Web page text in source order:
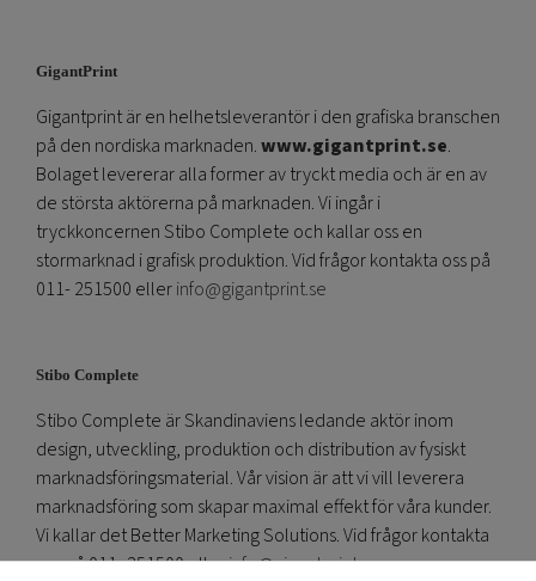
GigantPrint
Gigantprint är en helhetsleverantör i den grafiska branschen
på den nordiska marknaden.www.gigantprint.se.
Bolaget levererar alla former av tryckt media och är en av
de största aktörerna på marknaden. Vi ingår i
tryckkoncernen Stibo Complete och kallar oss en
stormarknad i grafisk produktion. Vid frågor kontakta oss på
011- 251500 ellerinfo@gigantprint.se
Stibo Complete
Stibo Complete är Skandinaviens ledande aktör inom
design, utveckling, produktion och distribution av fysiskt
marknadsföringsmaterial. Vår vision är att vi vill leverera
marknadsföring som skapar maximal effekt för våra kunder.
Vi kallar det Better Marketing Solutions. Vid frågor kontakta
oss på 011- 251500 ellerinfo@gigantprint.se